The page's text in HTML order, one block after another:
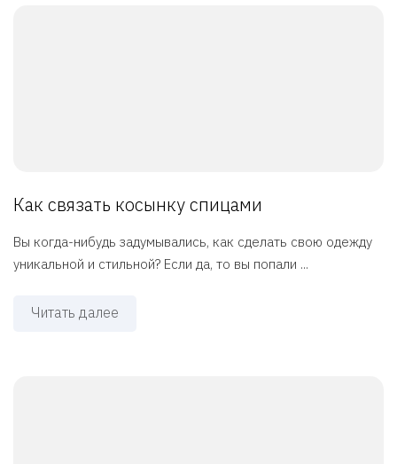
Как связать косынку спицами
Вы когда-нибудь задумывались, как сделать свою одежду
уникальной и стильной? Если да, то вы попали ...
Читать далее